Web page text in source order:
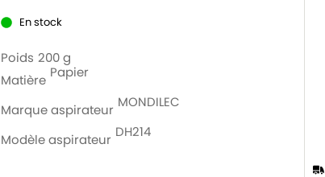
En stock
Poids 200 g
Matière Papier
Marque aspirateur MONDILEC
Modèle aspirateur DH214